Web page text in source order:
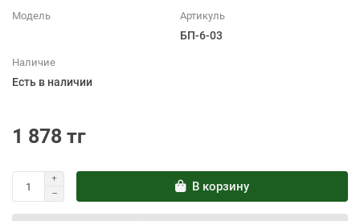
Модель Артикуль
БП-6-03
Наличие
Есть в наличии
1 878 тг
В корзину